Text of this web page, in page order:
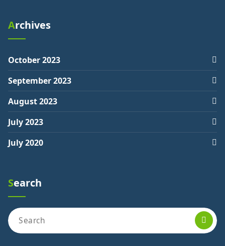
Archives
October 2023
September 2023
August 2023
July 2023
July 2020
Search
Search
for: